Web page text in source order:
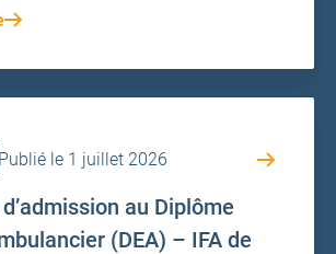
Publié le 1 juillet 2026
au Diplôme
(DEA) – IFA de